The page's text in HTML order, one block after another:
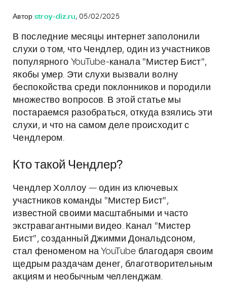
Автор stroy-diz.ru, 05/02/2025
В последние месяцы интернет заполонили
слухи о том, что Чендлер, один из участников
популярного YouTube-канала "Мистер Бист",
якобы умер. Эти слухи вызвали волну
беспокойства среди поклонников и породили
множество вопросов. В этой статье мы
постараемся разобраться, откуда взялись эти
слухи, и что на самом деле происходит с
Чендлером.
Кто такой Чендлер?
Чендлер Холлоу — один из ключевых
участников команды "Мистер Бист",
известной своими масштабными и часто
экстравагантными видео. Канал "Мистер
Бист", созданный Джимми Дональдсоном,
стал феноменом на YouTube благодаря своим
щедрым раздачам денег, благотворительным
акциям и необычным челленджам.